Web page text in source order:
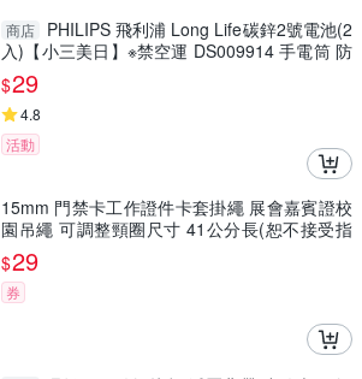
商店
PHILIPS 飛利浦 Long Life碳鋅2號電池(2
入)【小三美日】※禁空運 DS009914 手電筒 防
災 AA
$29
4.8
活動
15mm 門禁卡工作證件卡套掛繩 展會嘉賓證校
園吊繩 可調整頸圈尺寸 41公分長(恕不接受指
定顏色出貨) CPA038
$29
券